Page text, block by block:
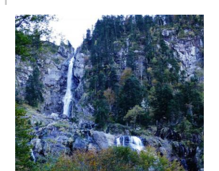
Galerie Vidéos
Traces
Sites
Blog